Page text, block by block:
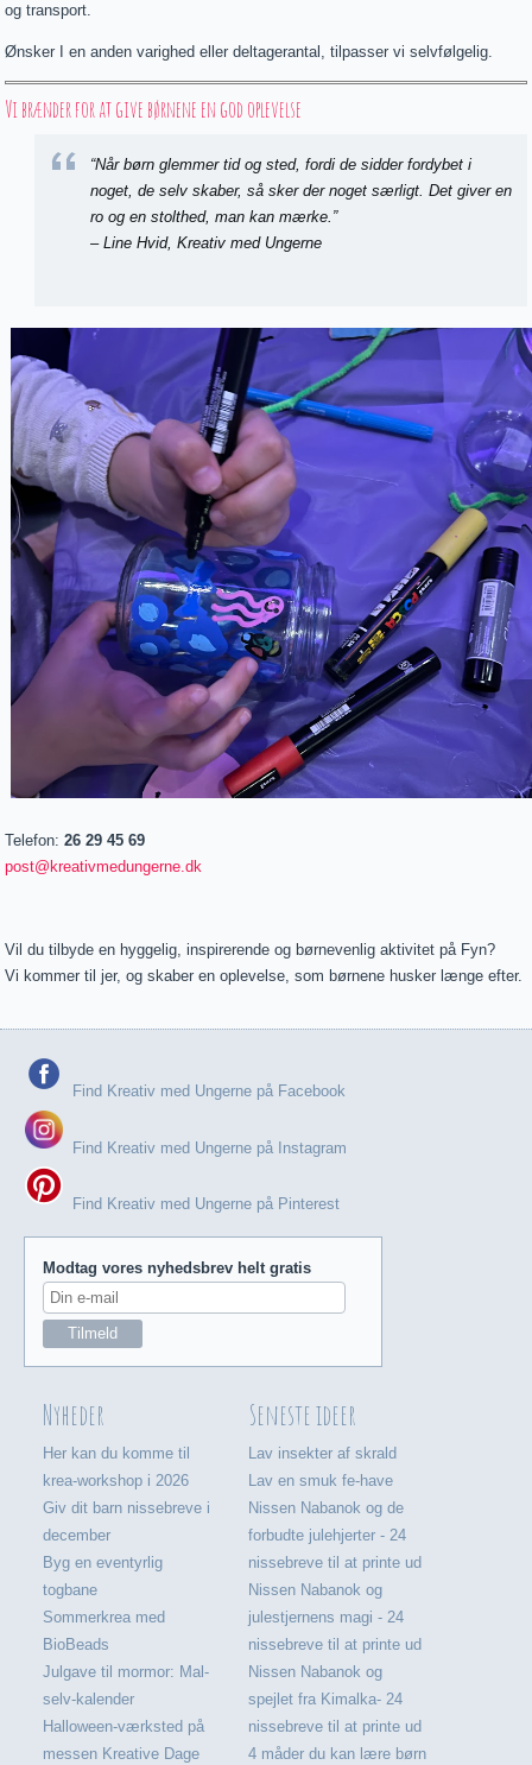
og transport.
Ønsker I en anden varighed eller deltagerantal, tilpasser vi selvfølgelig.
Vi brænder for at give børnene en god oplevelse
“Når børn glemmer tid og sted, fordi de sidder fordybet i
noget, de selv skaber, så sker der noget særligt. Det giver en
ro og en stolthed, man kan mærke.”
– Line Hvid, Kreativ med Ungerne
Telefon:26 29 45 69
post@kreativmedungerne.dk
Vil du tilbyde en hyggelig, inspirerende og børnevenlig aktivitet på Fyn?
Vi kommer til jer, og skaber en oplevelse, som børnene husker længe efter.
Find Kreativ med Ungerne på Facebook
Find Kreativ med Ungerne på Instagram
Find Kreativ med Ungerne på Pinterest
Modtag vores nyhedsbrev helt gratis
Nyheder
Her kan du komme til
krea-workshop i 2026
Giv dit barn nissebreve i
december
Byg en eventyrlig
togbane
Sommerkrea med
BioBeads
Julgave til mormor: Mal-
selv-kalender
Halloween-værksted på
messen Kreative Dage
Seneste ideer
Lav insekter af skrald
Lav en smuk fe-have
Nissen Nabanok og de
forbudte julehjerter - 24
nissebreve til at printe ud
Nissen Nabanok og
julestjernens magi - 24
nissebreve til at printe ud
Nissen Nabanok og
spejlet fra Kimalka- 24
nissebreve til at printe ud
4 måder du kan lære børn